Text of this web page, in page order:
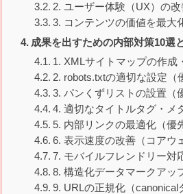
2. ユーザー体験（UX）の改
3. コンテンツの価値を最大
成果を出すための内部対策10選
1. XMLサイトマップの作成
2. robots.txtの適切な設定（
3. パンくずリストの設置（
4. 適切なタイトルタグ・メ
5. 内部リンクの最適化（優
6. 表示速度の改善（コアウ
7. モバイルフレンドリー対
8. 構造化データマークアッ
9. URLの正規化（canonical